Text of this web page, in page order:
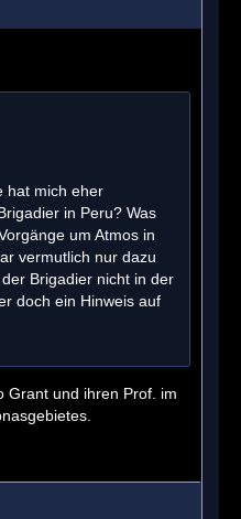
hat mich eher
in Peru? Was
um Atmos in
vermutlich nur dazu
Brigadier nicht in der
doch ein Hinweis auf
Grant und ihren Prof. im